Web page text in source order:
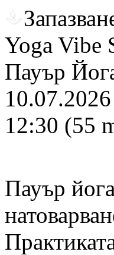
Yoga Vibe
Пауър
12:30 (55
Пауър